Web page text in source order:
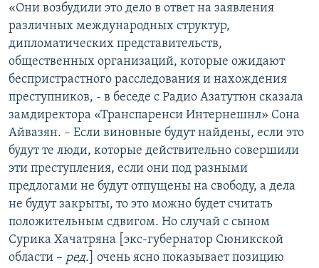
«Они возбудили это дело в ответ на заявления
различных международных структур,
дипломатических представительств,
общественных организаций, которые ожидают
беспристрастного расследования и нахождения
преступников, - в беседе с Радио Азатутюн сказала
замдиректора «Транспаренси Интернешнл» Сона
Айвазян. – Если виновные будут найдены, если это
будут те люди, которые действительно совершили
эти преступления, если они под разными
предлогами не будут отпущены на свободу, а дела
не будут закрыты, то это можно будет считать
положительным сдвигом. Но случай с сыном
Сурика Хачатряна [экс-губернатор Сюникской
области – ред. ] очень ясно показывает позицию